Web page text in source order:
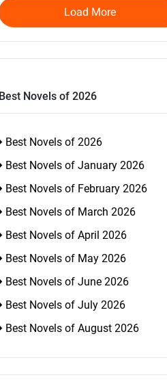
Load More
Best Novels of 2026
Best Novels of 2026
Best Novels of January 2026
Best Novels of February 2026
Best Novels of March 2026
Best Novels of April 2026
Best Novels of May 2026
Best Novels of June 2026
Best Novels of July 2026
Best Novels of August 2026